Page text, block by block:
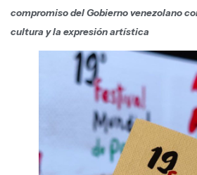
compromiso del Gobierno venezolano
cultura y la expresión artística